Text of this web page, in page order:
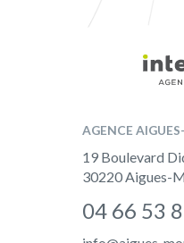
AGENCE
19 Boulevard
30220Aigues-
04 66 53